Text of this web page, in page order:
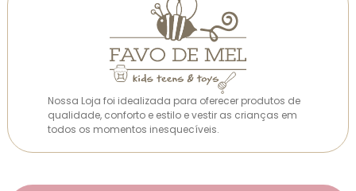
Nossa Loja foi idealizada para oferecer produtos de
qualidade, conforto e estilo e vestir as crianças em
todos os momentos inesquecíveis.